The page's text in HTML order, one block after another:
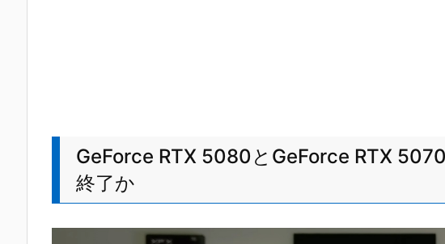
GeForce RTX 5080とGeForce RTX
終了か